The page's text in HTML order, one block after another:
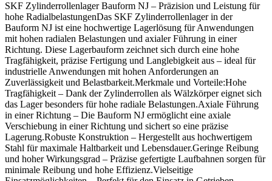
SKF Zylinderrollenlager Bauform NJ – Präzision und Leistung für
hohe RadialbelastungenDas SKF Zylinderrollenlager in der
Bauform NJ ist eine hochwertige Lagerlösung für Anwendungen
mit hohen radialen Belastungen und axialer Führung in einer
Richtung. Diese Lagerbauform zeichnet sich durch eine hohe
Tragfähigkeit, präzise Fertigung und Langlebigkeit aus – ideal für
industrielle Anwendungen mit hohen Anforderungen an
Zuverlässigkeit und Belastbarkeit.Merkmale und Vorteile:Hohe
Tragfähigkeit – Dank der Zylinderrollen als Wälzkörper eignet sich
das Lager besonders für hohe radiale Belastungen.Axiale Führung
in einer Richtung – Die Bauform NJ ermöglicht eine axiale
Verschiebung in einer Richtung und sichert so eine präzise
Lagerung.Robuste Konstruktion – Hergestellt aus hochwertigem
Stahl für maximale Haltbarkeit und Lebensdauer.Geringe Reibung
und hoher Wirkungsgrad – Präzise gefertigte Laufbahnen sorgen für
minimale Reibung und hohe Effizienz.Vielseitige